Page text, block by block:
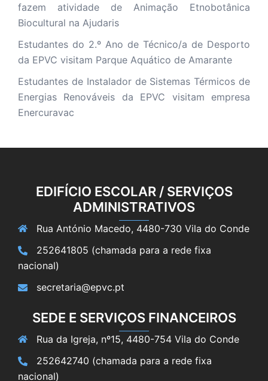
fazem atividade de Animação Etnobotânica
Biocultural na Ajudaris
Estudantes do 2.º Ano de Técnico/a de Desporto
da EPVC visitam Parque Aquático de Amarante
Estudantes de Instalador de Sistemas Térmicos de
Energias Renováveis da EPVC visitam empresa
Enercuravac
EDIFÍCIO ESCOLAR / SERVIÇOS
ADMINISTRATIVOS
Rua António Macedo, 4480-730 Vila do Conde
252641805 (chamada para a rede fixa
nacional)
secretaria@epvc.pt
SEDE E SERVIÇOS FINANCEIROS
Rua da Igreja, nº15, 4480-754 Vila do Conde
252642740 (chamada para a rede fixa
nacional)